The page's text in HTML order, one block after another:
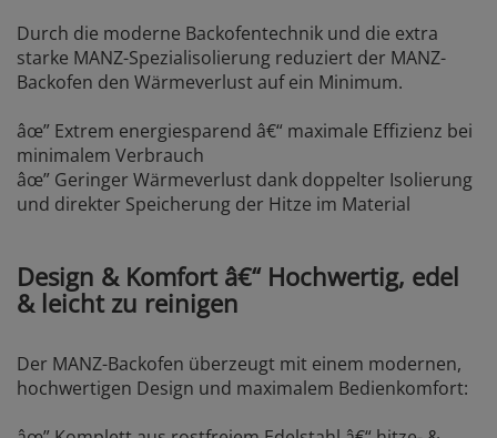
Durch die moderne Backofentechnik und die extra
starke MANZ-Spezialisolierung reduziert der MANZ-
Backofen den Wärmeverlust auf ein Minimum.
âœ” Extrem energiesparend â€“ maximale Effizienz bei
minimalem Verbrauch
âœ” Geringer Wärmeverlust dank doppelter Isolierung
und direkter Speicherung der Hitze im Material
Design & Komfort â€“ Hochwertig, edel
& leicht zu reinigen
Der MANZ-Backofen überzeugt mit einem modernen,
hochwertigen Design und maximalem Bedienkomfort: